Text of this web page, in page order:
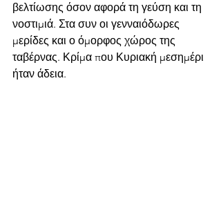
βελτίωσης όσον αφορά τη γεύση και τη
νοστιμιά. Στα συν οι γενναιόδωρες
μερίδες και ο όμορφος χώρος της
ταβέρνας. Κρίμα που Κυριακή μεσημέρι
ήταν άδεια.